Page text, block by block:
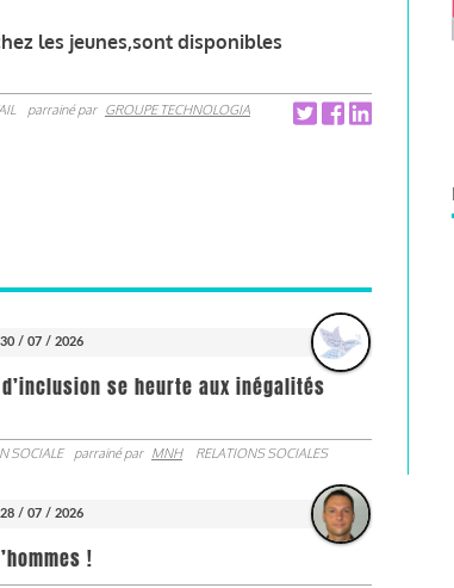
les jeunes,sont disponibles
parrainé par GROUPE TECHNOLOGIA
30 / 07 / 2026
se heurte aux inégalités
SOCIALE parrainé par MNH RELATIONS SOCIALES
28 / 07 / 2026
!